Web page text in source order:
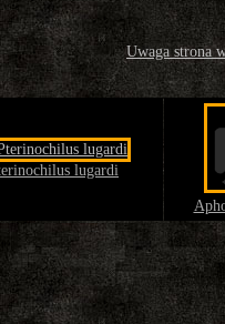
Uwaga strona
lugardi